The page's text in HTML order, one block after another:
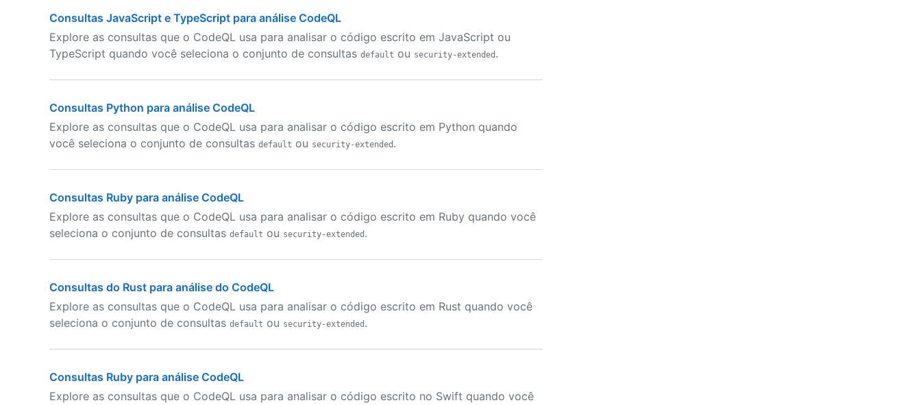
Consultas JavaScript e TypeScript para análise CodeQL
Explore as consultas que o CodeQL usa para analisar o código escrito em JavaScript ou
TypeScript quando você seleciona o conjunto de consultas default ou security-extended .
Consultas Python para análise CodeQL
Explore as consultas que o CodeQL usa para analisar o código escrito em Python quando
você seleciona o conjunto de consultas default ou security-extended .
Consultas Ruby para análise CodeQL
Explore as consultas que o CodeQL usa para analisar o código escrito em Ruby quando você
seleciona o conjunto de consultas default ou security-extended .
Consultas do Rust para análise do CodeQL
Explore as consultas que o CodeQL usa para analisar o código escrito em Rust quando você
seleciona o conjunto de consultas default ou security-extended .
Consultas Ruby para análise CodeQL
Explore as consultas que o CodeQL usa para analisar o código escrito no Swift quando você